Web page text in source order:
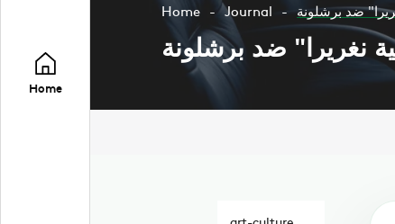
Home
Home Journal ضد برشلونة
نغريرا" ضد برشلونة